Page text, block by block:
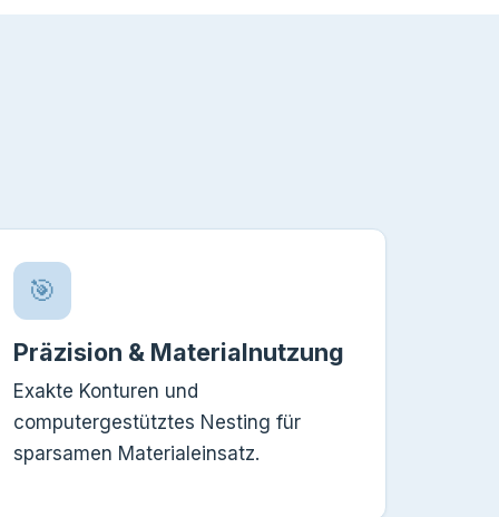
🎯
Präzision & Materialnutzung
Exakte Konturen und
computergestütztes Nesting für
sparsamen Materialeinsatz.